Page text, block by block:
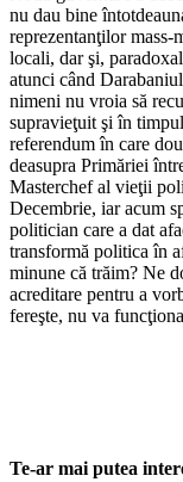
nu dau bine
reprezentanţilor
locali, dar şi,
atunci când
nimeni nu vroia să
supravieţuit şi în
referendum în care
deasupra Primăriei
Masterchef al vieţii
Decembrie, iar acum
politician care a dat
transformă politica în
minune că trăim? Ne
acreditare pentru a
fereşte, nu va
Te-ar mai putea